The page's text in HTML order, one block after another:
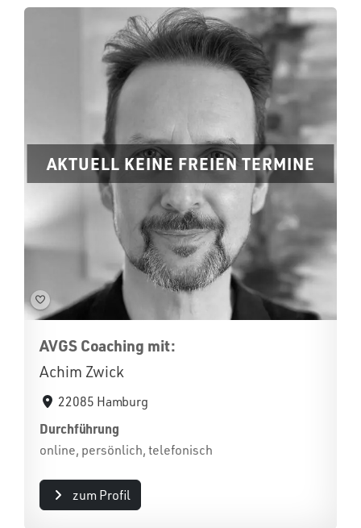
AKTUELL KEINE FREIEN TERMINE
AVGS Coaching mit:
Achim Zwick
22085 Hamburg
Durchführung
online, persönlich, telefonisch
zum Profil